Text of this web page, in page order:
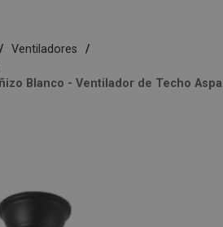
Ventiladores
Blanco - Ventilador de Techo